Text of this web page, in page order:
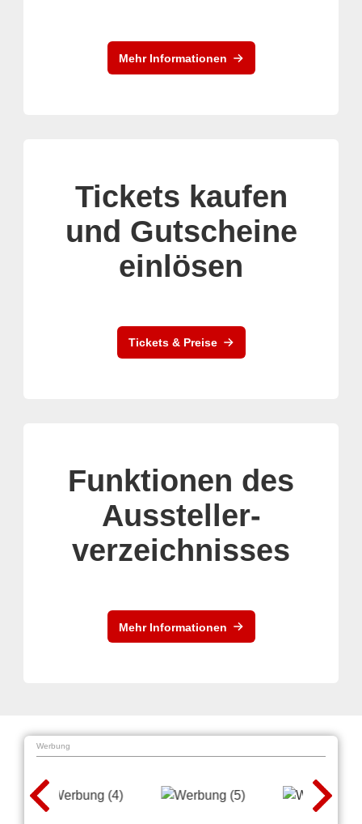
Mehr Informationen
Tickets kaufen
und Gutscheine
einlösen
Tickets & Preise
Funktionen des
Aussteller-
verzeichnisses
Mehr Informationen
Werbung